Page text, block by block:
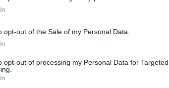
opt-out of the Sale of my Personal Data.
opt-out of processing my Personal Data for Targeted
publicó contenido ofensivo,
Este tipo de ataques no
más de1,000 incidentessimilares en
de crecimiento en el número de
la atención, la seguridad se ha
por alto.